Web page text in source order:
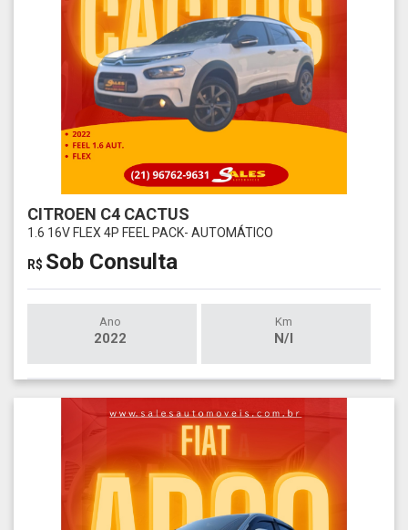
CITROEN C4 CACTUS
1.6 16V FLEX 4P FEEL PACK- AUTOMÁTICO
R$ Sob Consulta
Ano
2022
Km
N/I